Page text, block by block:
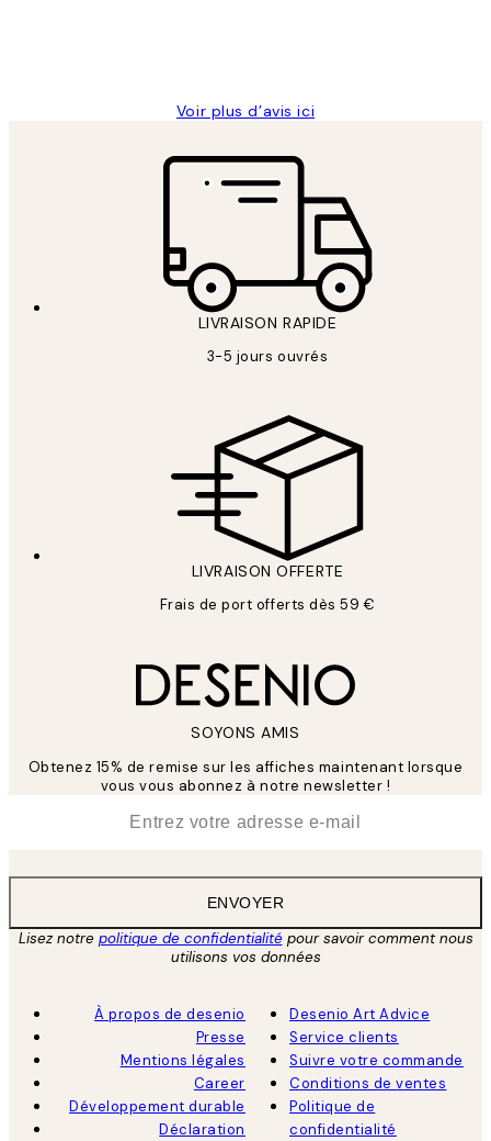
Voir plus d’avis ici
LIVRAISON RAPIDE
3-5 jours ouvrés
LIVRAISON OFFERTE
Frais de port offerts dès 59 €
SOYONS AMIS
Obtenez 15% de remise sur les affiches maintenant lorsque
vous vous abonnez à notre newsletter !
ENVOYER
Lisez notre politique de confidentialitépour savoir comment nous
utilisons vos données
À propos de desenio
Presse
Mentions légales
Career
Développement durable
Déclaration
Desenio Art Advice
Service clients
Suivre votre commande
Conditions de ventes
Politique de
confidentialité